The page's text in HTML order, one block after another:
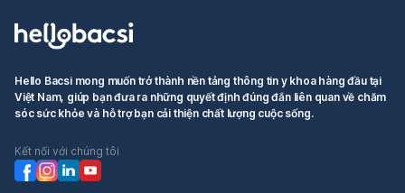
Hello Bacsi mong muốn trở thành nền tảng thông tin y khoa hàng đầu tại
Việt Nam, giúp bạn đưa ra những quyết định đúng đắn liên quan về chăm
sóc sức khỏe và hỗ trợ bạn cải thiện chất lượng cuộc sống.
Kết nối với chúng tôi